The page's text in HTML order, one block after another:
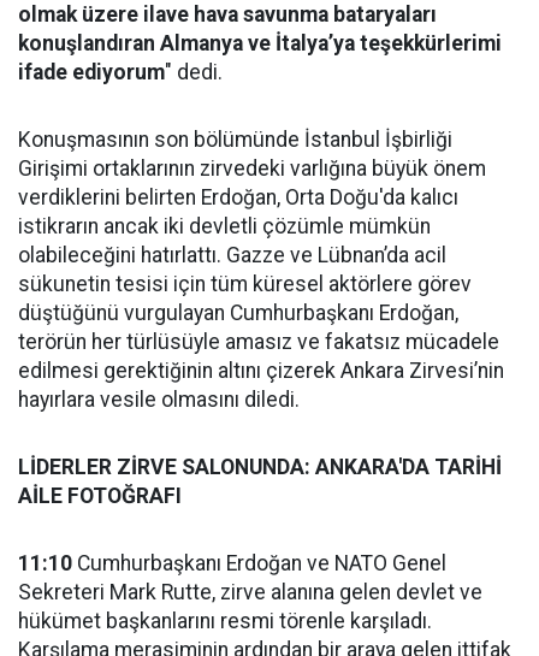
olmak üzere ilave hava savunma bataryaları
konuşlandıran Almanya ve İtalya’ya teşekkürlerimi
ifade ediyorum" dedi.
Konuşmasının son bölümünde İstanbul İşbirliği
Girişimi ortaklarının zirvedeki varlığına büyük önem
verdiklerini belirten Erdoğan, Orta Doğu'da kalıcı
istikrarın ancak iki devletli çözümle mümkün
olabileceğini hatırlattı. Gazze ve Lübnan’da acil
sükunetin tesisi için tüm küresel aktörlere görev
düştüğünü vurgulayan Cumhurbaşkanı Erdoğan,
terörün her türlüsüyle amasız ve fakatsız mücadele
edilmesi gerektiğinin altını çizerek Ankara Zirvesi’nin
hayırlara vesile olmasını diledi.
LİDERLER ZİRVE SALONUNDA: ANKARA'DA TARİHİ
AİLE FOTOĞRAFI
11:10 Cumhurbaşkanı Erdoğan ve NATO Genel
Sekreteri Mark Rutte, zirve alanına gelen devlet ve
hükümet başkanlarını resmi törenle karşıladı.
Karşılama merasiminin ardından bir araya gelen ittifak